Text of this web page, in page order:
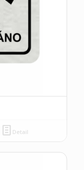
Detail